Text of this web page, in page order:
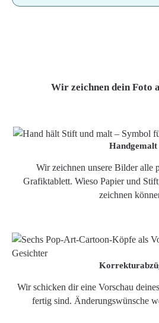
Wir zeichnen dein Foto
Handgemalt
Wir zeichnen unsere Bilder alle
Grafiktablett. Wieso Papier und
zeichnen
Wir schicken dir eine Vorschau
fertig sind. Änderungswünsche